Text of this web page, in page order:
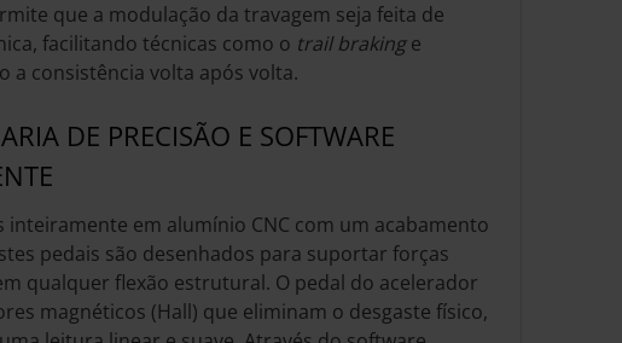
que a modulação da travagem seja feita de
facilitando técnicas como o trail brakinge
a consistência volta após volta.
DE PRECISÃO E SOFTWARE
inteiramente em alumínio CNC com um acabamento
pedais são desenhados para suportar forças
qualquer flexão estrutural. O pedal do acelerador
magnéticos (Hall) que eliminam o desgaste físico,